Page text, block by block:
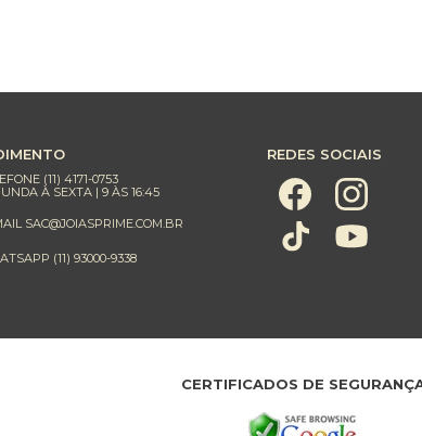
(11) 4171-0753
À SEXTA | 9 ÀS 16:45
SAC@JOIASPRIME.COM.BR
(11) 93000-9338
REDES SOCIAIS
CERTIFICADOS DE